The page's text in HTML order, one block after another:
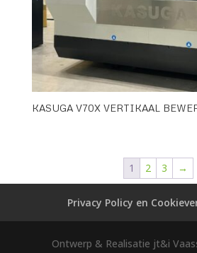
KASUGA V70X VERTIKAAL
1 2 3 →
Privacy Policy en
Ontwerp & Realisatie jt&i